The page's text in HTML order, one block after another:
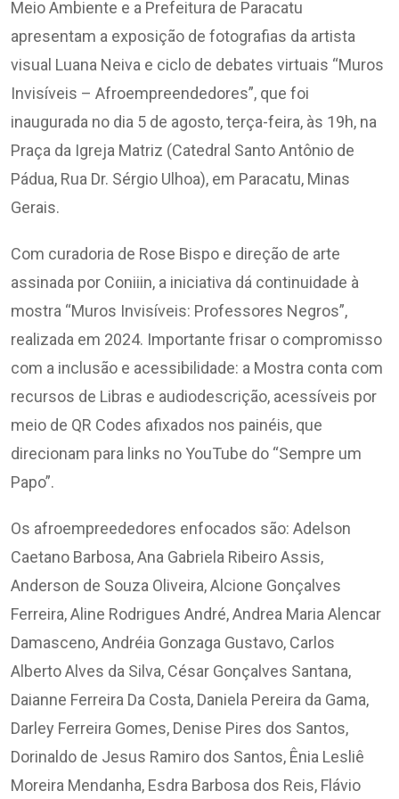
Meio Ambiente e a Prefeitura de Paracatu
apresentam a exposição de fotografias da artista
visual Luana Neiva e ciclo de debates virtuais “Muros
Invisíveis – Afroempreendedores”, que foi
inaugurada no dia 5 de agosto, terça-feira, às 19h, na
Praça da Igreja Matriz (Catedral Santo Antônio de
Pádua, Rua Dr. Sérgio Ulhoa), em Paracatu, Minas
Gerais.
Com curadoria de Rose Bispo e direção de arte
assinada por Coniiin, a iniciativa dá continuidade à
mostra “Muros Invisíveis: Professores Negros”,
realizada em 2024. Importante frisar o compromisso
com a inclusão e acessibilidade: a Mostra conta com
recursos de Libras e audiodescrição, acessíveis por
meio de QR Codes afixados nos painéis, que
direcionam para links no YouTube do “Sempre um
Papo”.
Os afroempreededores enfocados são: Adelson
Caetano Barbosa, Ana Gabriela Ribeiro Assis,
Anderson de Souza Oliveira, Alcione Gonçalves
Ferreira, Aline Rodrigues André, Andrea Maria Alencar
Damasceno, Andréia Gonzaga Gustavo, Carlos
Alberto Alves da Silva, César Gonçalves Santana,
Daianne Ferreira Da Costa, Daniela Pereira da Gama,
Darley Ferreira Gomes, Denise Pires dos Santos,
Dorinaldo de Jesus Ramiro dos Santos, Ênia Lesliê
Moreira Mendanha, Esdra Barbosa dos Reis, Flávio